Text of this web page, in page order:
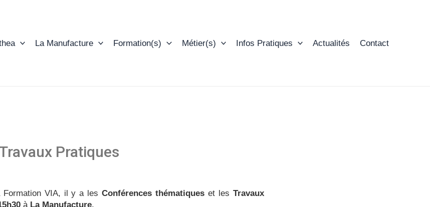
La Manufacture Formation(s) Métier(s) Infos Pratiques Actualités Contact
Pratiques
Formation VIA, il y a lesConférences thématiques et les Travaux
à La Manufacture.